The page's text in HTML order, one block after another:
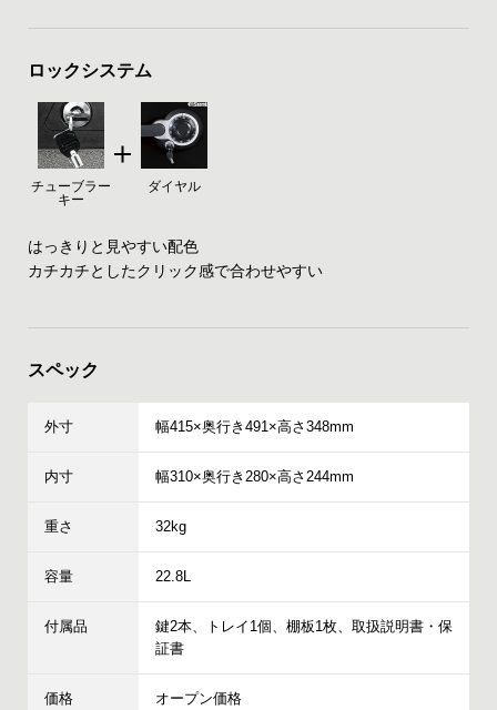
ロックシステム
チューブラー
キー
ダイヤル
はっきりと見やすい配色
カチカチとしたクリック感で合わせやすい
スペック
外寸 幅415×奥行き491×高さ348mm
内寸 幅310×奥行き280×高さ244mm
重さ 32kg
容量 22.8L
付属品
鍵2本、トレイ1個、棚板1枚、取扱説明書・保
証書
価格 オープン価格